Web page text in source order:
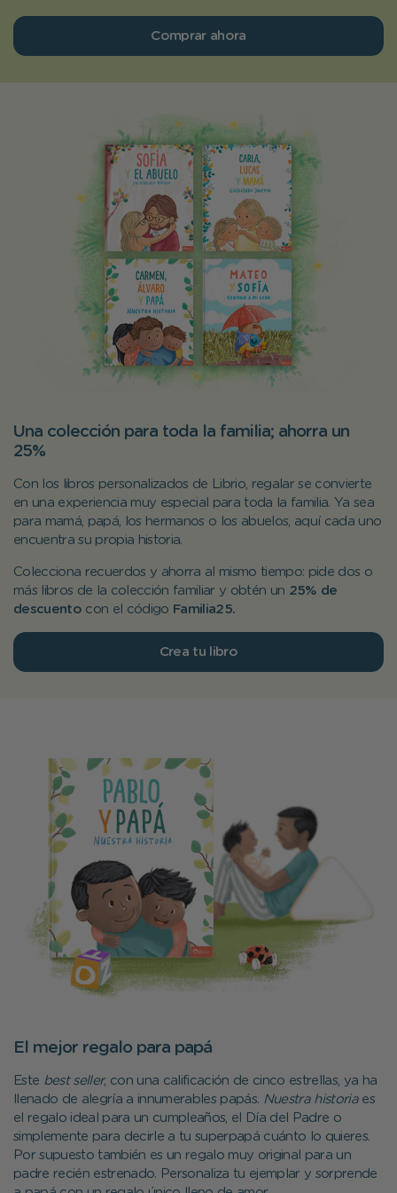
Comprar ahora
Una colección para toda la familia; ahorra un
25%
Con los libros personalizados de Librio, regalar se convierte
en una experiencia muy especial para toda la familia. Ya sea
para mamá, papá, los hermanos o los abuelos, aquí cada uno
encuentra su propia historia.
Colecciona recuerdos y ahorra al mismo tiempo: pide dos o
más libros de la colección familiar y obtén un 25% de
descuento con el código Familia25.
Crea tu libro
El mejor regalo para papá
Este best seller, con una calificación de cinco estrellas, ya ha
llenado de alegría a innumerables papás. Nuestra historiaes
el regalo ideal para un cumpleaños, el Día del Padre o
simplemente para decirle a tu superpapá cuánto lo quieres.
Por supuesto también es un regalo muy original para un
padre recién estrenado. Personaliza tu ejemplar y sorprende